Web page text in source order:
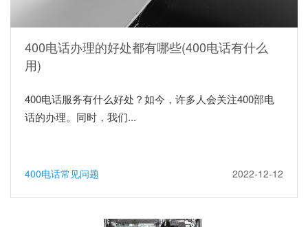
400电话办理的好处都有哪些(400电话有什么
用)
400电话服务有什么好处？如今，许多人会关注400部电
话的办理。同时，我们...
400电话常见问题 2022-12-12